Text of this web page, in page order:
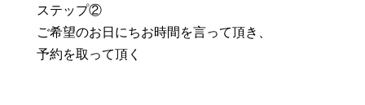
ステップ②
ご希望のお日にちお時間を言って頂き、
予約を取って頂く